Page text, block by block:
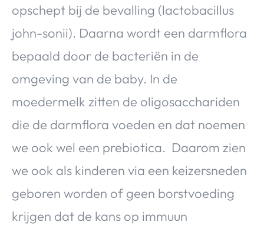
opschept bij de bevalling (lactobacillus
john-sonii). Daarna wordt een darmflora
bepaald door de bacteriën in de
omgeving van de baby. In de
moedermelk zitten de oligosacchariden
die de darmflora voeden en dat noemen
we ook wel een prebiotica. Daarom zien
we ook als kinderen via een keizersneden
geboren worden of geen borstvoeding
krijgen dat de kans op immuun